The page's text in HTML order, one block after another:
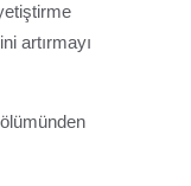
artırmayı